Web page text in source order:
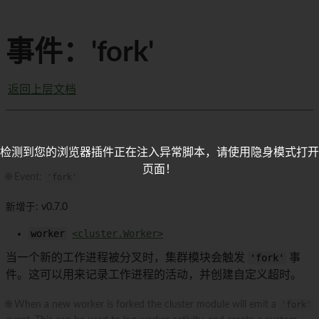
事件：'fork'
返回上层文档
'fork'
新增于: v0.7.0
worker <cluster.Worker>
当一个新的工作进程被分叉时，集群模块会触发 'fork'
事
件。这可以用来记录工作进程的活动，并创建自定义超时。
检测到您的浏览器插件正在注入异常脚本，请使用隐身模式打开
页面！